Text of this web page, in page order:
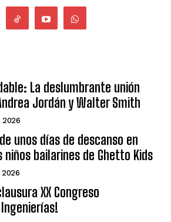
La deslumbrante unión
Jordán y Walter Smith
2026
unos días de descanso en
bailarines de Ghetto Kids
2026
XX Congreso